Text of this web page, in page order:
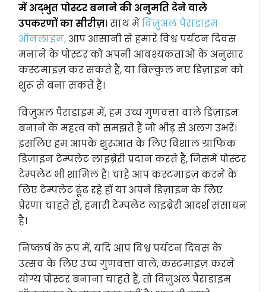
में अद्भुत पोस्टर बनाने की अनुमति देने वाले
उपकरणों का सीरीज़। साथ मेंविज़ुअल पैराडाइम
ऑनलाइन, आप आसानी से हमारे विश्व पर्यटन दिवस
मनाने के पोस्टर को अपनी आवश्यकताओं के अनुसार
कस्टमाइज़ कर सकते हैं, या बिल्कुल नए डिज़ाइन को
शुरू से बना सकते हैं।
विज़ुअल पैराडाइम में, हम उच्च गुणवत्ता वाले डिज़ाइन
बनाने के महत्व को समझते हैं जो भीड़ से अलग उभरें।
इसलिए हम आपके शुरुआत के लिए विशाल ग्राफिक
डिज़ाइन टेम्पलेट लाइब्रेरी प्रदान करते हैं, जिसमें पोस्टर
टेम्पलेट भी शामिल हैं। चाहे आप कस्टमाइज़ करने के
लिए टेम्पलेट ढूंढ रहे हों या अपने डिज़ाइन के लिए
प्रेरणा चाहते हों, हमारी टेम्पलेट लाइब्रेरी आदर्श संसाधन
है।
निष्कर्ष के रूप में, यदि आप विश्व पर्यटन दिवस के
उत्सव के लिए उच्च गुणवत्ता वाले, कस्टमाइज़ करने
योग्य पोस्टर बनाना चाहते हैं, तो विज़ुअल पैराडाइम